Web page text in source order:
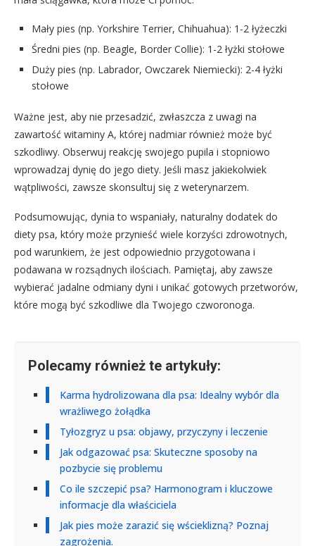
Mały pies (np. Yorkshire Terrier, Chihuahua): 1-2 łyżeczki
Średni pies (np. Beagle, Border Collie): 1-2 łyżki stołowe
Duży pies (np. Labrador, Owczarek Niemiecki): 2-4 łyżki
stołowe
Ważne jest, aby nie przesadzić, zwłaszcza z uwagi na
zawartość witaminy A, której nadmiar również może być
szkodliwy. Obserwuj reakcję swojego pupila i stopniowo
wprowadzaj dynię do jego diety. Jeśli masz jakiekolwiek
wątpliwości, zawsze skonsultuj się z weterynarzem.
Podsumowując, dynia to wspaniały, naturalny dodatek do
diety psa, który może przynieść wiele korzyści zdrowotnych,
pod warunkiem, że jest odpowiednio przygotowana i
podawana w rozsądnych ilościach. Pamiętaj, aby zawsze
wybierać jadalne odmiany dyni i unikać gotowych przetworów,
które mogą być szkodliwe dla Twojego czworonoga.
Polecamy również te artykuły:
Karma hydrolizowana dla psa: Idealny wybór dla
wrażliwego żołądka
Tyłozgryz u psa: objawy, przyczyny i leczenie
Jak odgazować psa: Skuteczne sposoby na
pozbycie się problemu
Co ile szczepić psa? Harmonogram i kluczowe
informacje dla właściciela
Jak pies może zarazić się wścieklizną? Poznaj
zagrożenia.